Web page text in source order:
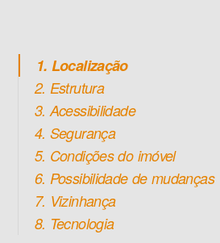
1. Localização
2. Estrutura
3. Acessibilidade
4. Segurança
5. Condições do imóvel
6. Possibilidade de mudanças
7. Vizinhança
8. Tecnologia